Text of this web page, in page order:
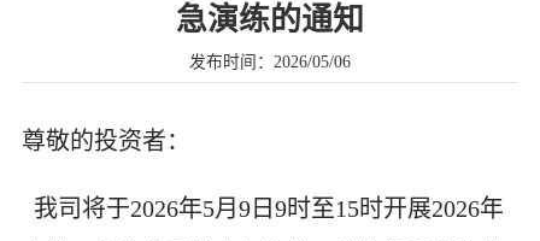
急演练的通知
发布时间：2026/05/06
尊敬的投资者：
我司将于2026年5月9日9时至15时开展2026年